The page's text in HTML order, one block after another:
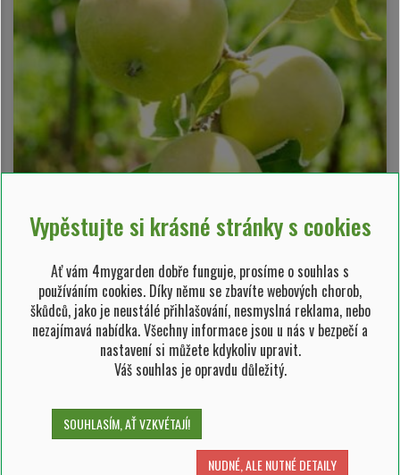
Jabloň domácí 'Mutsu + Rajka'
Malus domestica 'Mutsu + Rajka'
590,00 Kč/ ks
SKLADEM 1 ks
Vypěstujte si krásné stránky s cookies
Ať vám 4mygarden dobře funguje, prosíme o souhlas s
používáním cookies. Díky němu se zbavíte webových chorob,
škůdců, jako je neustálé přihlašování, nesmyslná reklama, nebo
nezajímavá nabídka. Všechny informace jsou u nás v bezpečí a
nastavení si můžete kdykoliv upravit.
Váš souhlas je opravdu důležitý.
SOUHLASÍM, AŤ VZKVÉTAJÍ!
NUDNÉ, ALE NUTNÉ DETAILY